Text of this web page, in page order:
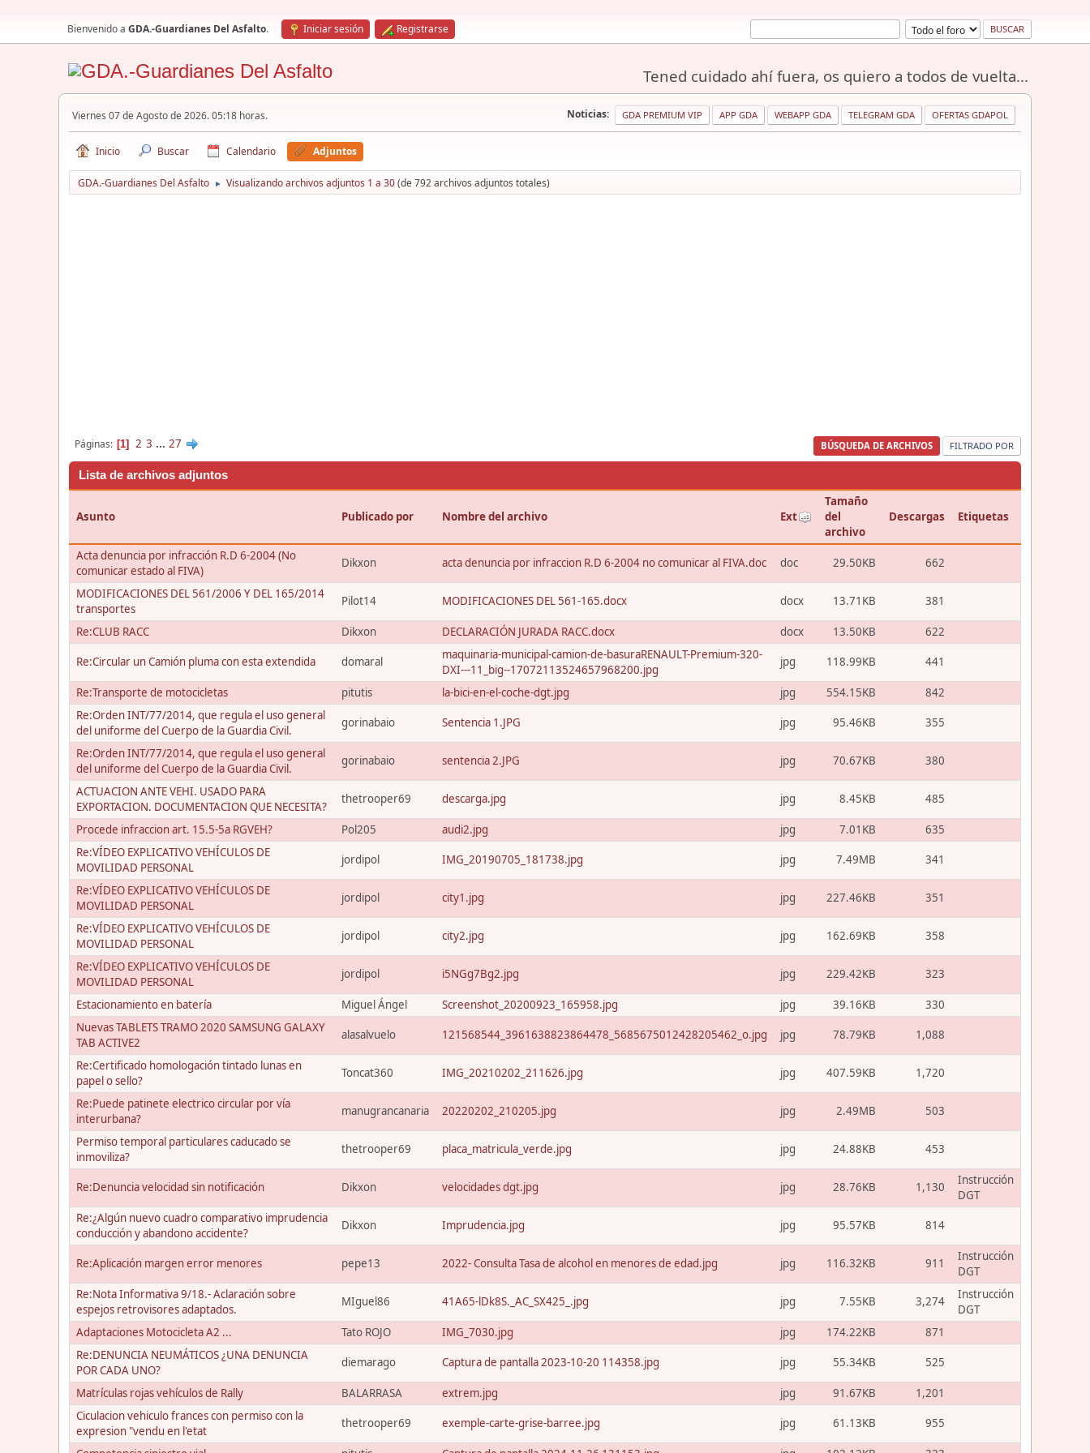
Bienvenido a GDA.-Guardianes Del Asfalto. Iniciar sesión Registrarse
Tened cuidado ahí fuera, os quiero a todos de vuelta...
Viernes 07 de Agosto de 2026. 05:18 horas. Noticias: GDA PREMIUM VIP APP GDA WEBAPP GDA TELEGRAM GDA OFERTAS GDAPOL
Inicio Buscar Calendario Adjuntos
GDA.-Guardianes Del Asfalto ► Visualizando archivos adjuntos 1 a 30(de 792 archivos adjuntos totales)
BÚSQUEDA DE ARCHIVOS FILTRADO POR
Páginas 1 2 3 ... 27
Lista de archivos adjuntos
Asunto Publicado por Nombre del archivo Ext
Tamaño
del
archivo
Descargas Etiquetas
Acta denuncia por infracción R.D 6-2004 (No
comunicar estado al FIVA)
Dikxon acta denuncia por infraccion R.D 6-2004 no comunicar al FIVA.doc doc 29.50KB 662
MODIFICACIONES DEL 561/2006 Y DEL 165/2014
transportes
Pilot14 MODIFICACIONES DEL 561-165.docx docx 13.71KB 381
Re:CLUB RACC Dikxon DECLARACIÓN JURADA RACC.docx docx 13.50KB 622
Re:Circular un Camión pluma con esta extendida domaral
maquinaria-municipal-camion-de-basuraRENAULT-Premium-320-
DXI---11_big--17072113524657968200.jpg
jpg 118.99KB 441
Re:Transporte de motocicletas pitutis la-bici-en-el-coche-dgt.jpg jpg 554.15KB
842
Re:Orden INT/77/2014, que regula el uso general
del uniforme del Cuerpo de la Guardia Civil.
gorinabaio Sentencia 1.JPG jpg 95.46KB 355
Re:Orden INT/77/2014, que regula el uso general
del uniforme del Cuerpo de la Guardia Civil.
gorinabaio sentencia 2.JPG jpg 70.67KB 380
ACTUACION ANTE VEHI. USADO PARA
EXPORTACION. DOCUMENTACION QUE NECESITA?
thetrooper69 descarga.jpg jpg 8.45KB 485
Procede infraccion art. 15.5-5a RGVEH? Pol205 audi2.jpg jpg 7.01KB
635
Re:VÍDEO EXPLICATIVO VEHÍCULOS DE
MOVILIDAD PERSONAL
jordipol IMG_20190705_181738.jpg jpg 7.49MB 341
Re:VÍDEO EXPLICATIVO VEHÍCULOS DE
MOVILIDAD PERSONAL
jordipol city1.jpg jpg 227.46KB 351
Re:VÍDEO EXPLICATIVO VEHÍCULOS DE
MOVILIDAD PERSONAL
jordipol city2.jpg jpg 162.69KB 358
Re:VÍDEO EXPLICATIVO VEHÍCULOS DE
MOVILIDAD PERSONAL
jordipol i5NGg7Bg2.jpg jpg 229.42KB 323
Estacionamiento en batería Miguel Ángel Screenshot_20200923_165958.jpg jpg 39.16KB
330
Nuevas TABLETS TRAMO 2020 SAMSUNG GALAXY
TAB ACTIVE2
alasalvuelo 121568544_3961638823864478_5685675012428205462_o.jpg jpg 78.79KB 1,088
Re:Certificado homologación tintado lunas en
papel o sello?
Toncat360 IMG_20210202_211626.jpg jpg 407.59KB 1,720
Re:Puede patinete electrico circular por vía
interurbana?
manugrancanaria 20220202_210205.jpg jpg 2.49MB 503
Permiso temporal particulares caducado se
inmoviliza?
thetrooper69 placa_matricula_verde.jpg jpg 24.88KB 453
Re:Denuncia velocidad sin notificación Dikxon velocidades dgt.jpg jpg 28.76KB 1,130
Instrucción
DGT
Re:¿Algún nuevo cuadro comparativo imprudencia
conducción y abandono accidente?
Dikxon Imprudencia.jpg jpg 95.57KB 814
Re:Aplicación margen error menores pepe13 2022- Consulta Tasa de alcohol en menores de edad.jpg jpg 116.32KB 911
Instrucción
DGT
Re:Nota Informativa 9/18.- Aclaración sobre
espejos retrovisores adaptados.
MIguel86 41A65-lDk8S._AC_SX425_.jpg jpg 7.55KB 3,274
Instrucción
DGT
Adaptaciones Motocicleta A2 ...
Tato ROJO IMG_7030.jpg jpg 174.22KB
871
Re:DENUNCIA NEUMÁTICOS ¿UNA DENUNCIA
POR CADA UNO?
diemarago Captura de pantalla 2023-10-20 114358.jpg jpg 55.34KB 525
Matrículas rojas vehículos de Rally BALARRASA extrem.jpg jpg 91.67KB
1,201
Ciculacion vehiculo frances con permiso con la
expresion "vendu en l'etat
thetrooper69 exemple-carte-grise-barree.jpg jpg 61.13KB 955